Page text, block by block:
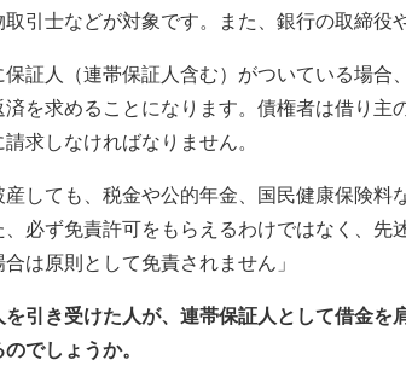
引士などが対象です。また、銀行の取締役
保証人（連帯保証人含む）がついている場
済を求めることになります。債権者は借り主
求しなければなりません。
産しても、税金や公的年金、国民健康保険
、必ず免責許可をもらえるわけではなく、
は原則として免責されません」
を引き受けた人が、連帯保証人として借金
でしょうか。